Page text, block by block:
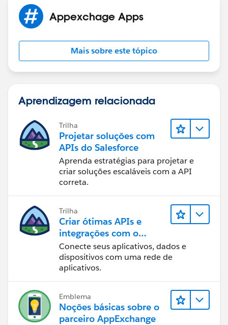
Appexchage Apps
Mais sobre este tópico
Aprendizagem relacionada
Trilha
Projetar soluções com
APIs do Salesforce
Aprenda estratégias para projetar e
criar soluções escaláveis com a API
correta.
Trilha
Criar ótimas APIs e
integrações com o
MuleSoft
Conecte seus aplicativos, dados e
dispositivos com uma rede de
aplicativos.
Emblema
Noções básicas sobre o
parceiro AppExchange